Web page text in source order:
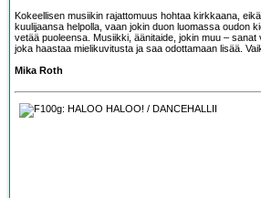
Kokeellisen musiikin rajattomuus hohtaa kirkkaana,
kuulijaansa helpolla, vaan jokin duon luomassa oudon
vetää puoleensa. Musiikki, äänitaide, jokin muu – sanat
joka haastaa mielikuvitusta ja saa odottamaan lisää.
Mika Roth